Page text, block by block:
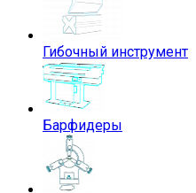
Гибочный инструмент
Барфидеры